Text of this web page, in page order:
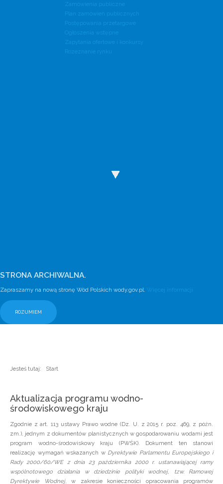
Zamówienia publiczne
Plan zamówień publicznych
Postępowania przetargowe
Ogłoszenia wstępne
Zapytania ofertowe i konkursy
Rozeznanie rynku
STRONA ARCHIWALNA.
Zapraszamy na nową stronę Wód Polskich wody.gov.pl. Więcej informacji
ROZUMIEM
Jesteś tutaj: Start
Aktualizacja programu wodno-
środowiskowego kraju
Zgodnie z art. 113 ustawy Prawo wodne (Dz. U. z 2015 r. poz. 469, z późn.
zm.), jednym z dokumentów planistycznych w gospodarowaniu wodami jest
program wodno-środowiskowy kraju (PWŚK). Dokument ten stanowi
realizację wymagań wskazanych w Dyrektywie Parlamentu Europejskiego i
Rady 2000/60/WE z dnia 23 października 2000 r. ustanawiającej ramy
wspólnotowego działania w dziedzinie polityki wodnej, tzw. Ramowej
Dyrektywie Wodnej, w zakresie konieczności opracowania programów